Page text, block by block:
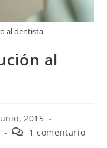
al dentista
al
2015
1 comentario